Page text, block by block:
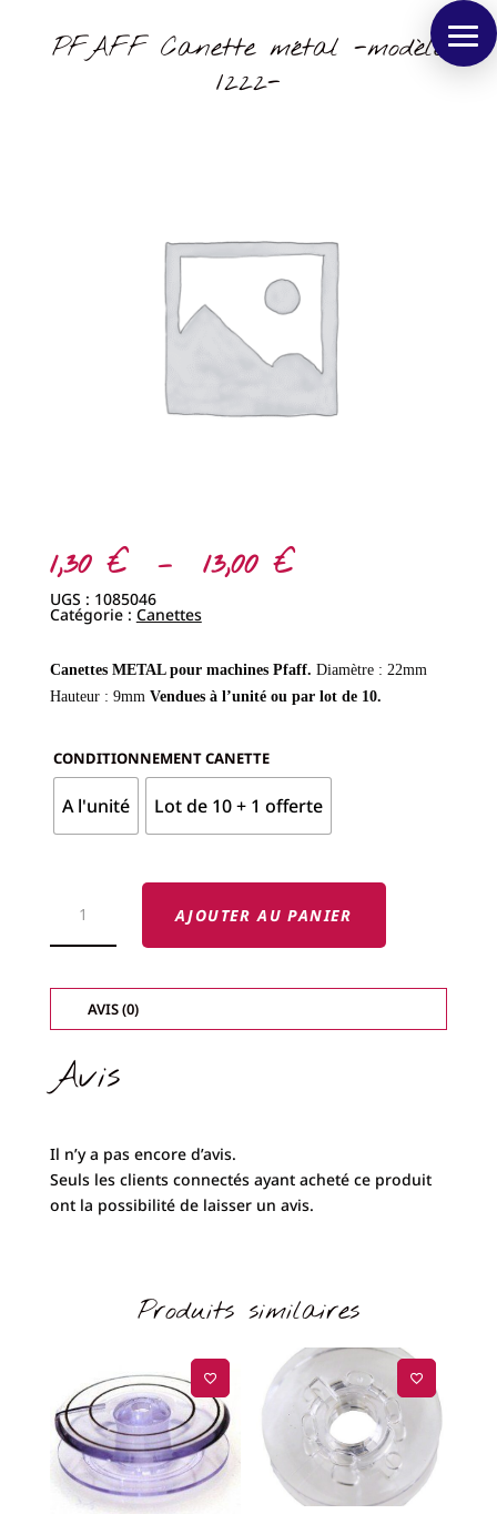
PFAFF Canette métal -modèle
1222-
1,30 € – 13,00 €Plage
de
UGS : 1085046
Catégorie : Canettes
Canettes METAL pour machines Pfaff. Diamètre : 22mm
Hauteur : 9mm Vendues à l’unité ou par lot de 10.
CONDITIONNEMENT CANETTE
A l'unité Lot de 10 + 1 offerte
PFAFF
MÉTAL
MODÈLE
AJOUTER AU PANIER
AVIS (0)
Avis
Il n’y a pas encore d’avis.
Seuls les clients connectés ayant acheté ce produit
ont la possibilité de laisser un avis.
Produits similaires